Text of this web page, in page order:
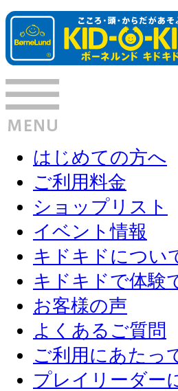
はじめての方へ
ご利用料金
ショップリスト
イベント情報
キドキドについ
キドキドで体験
お客様の声
よくあるご質問
ご利用にあたっ
プレイリーダー